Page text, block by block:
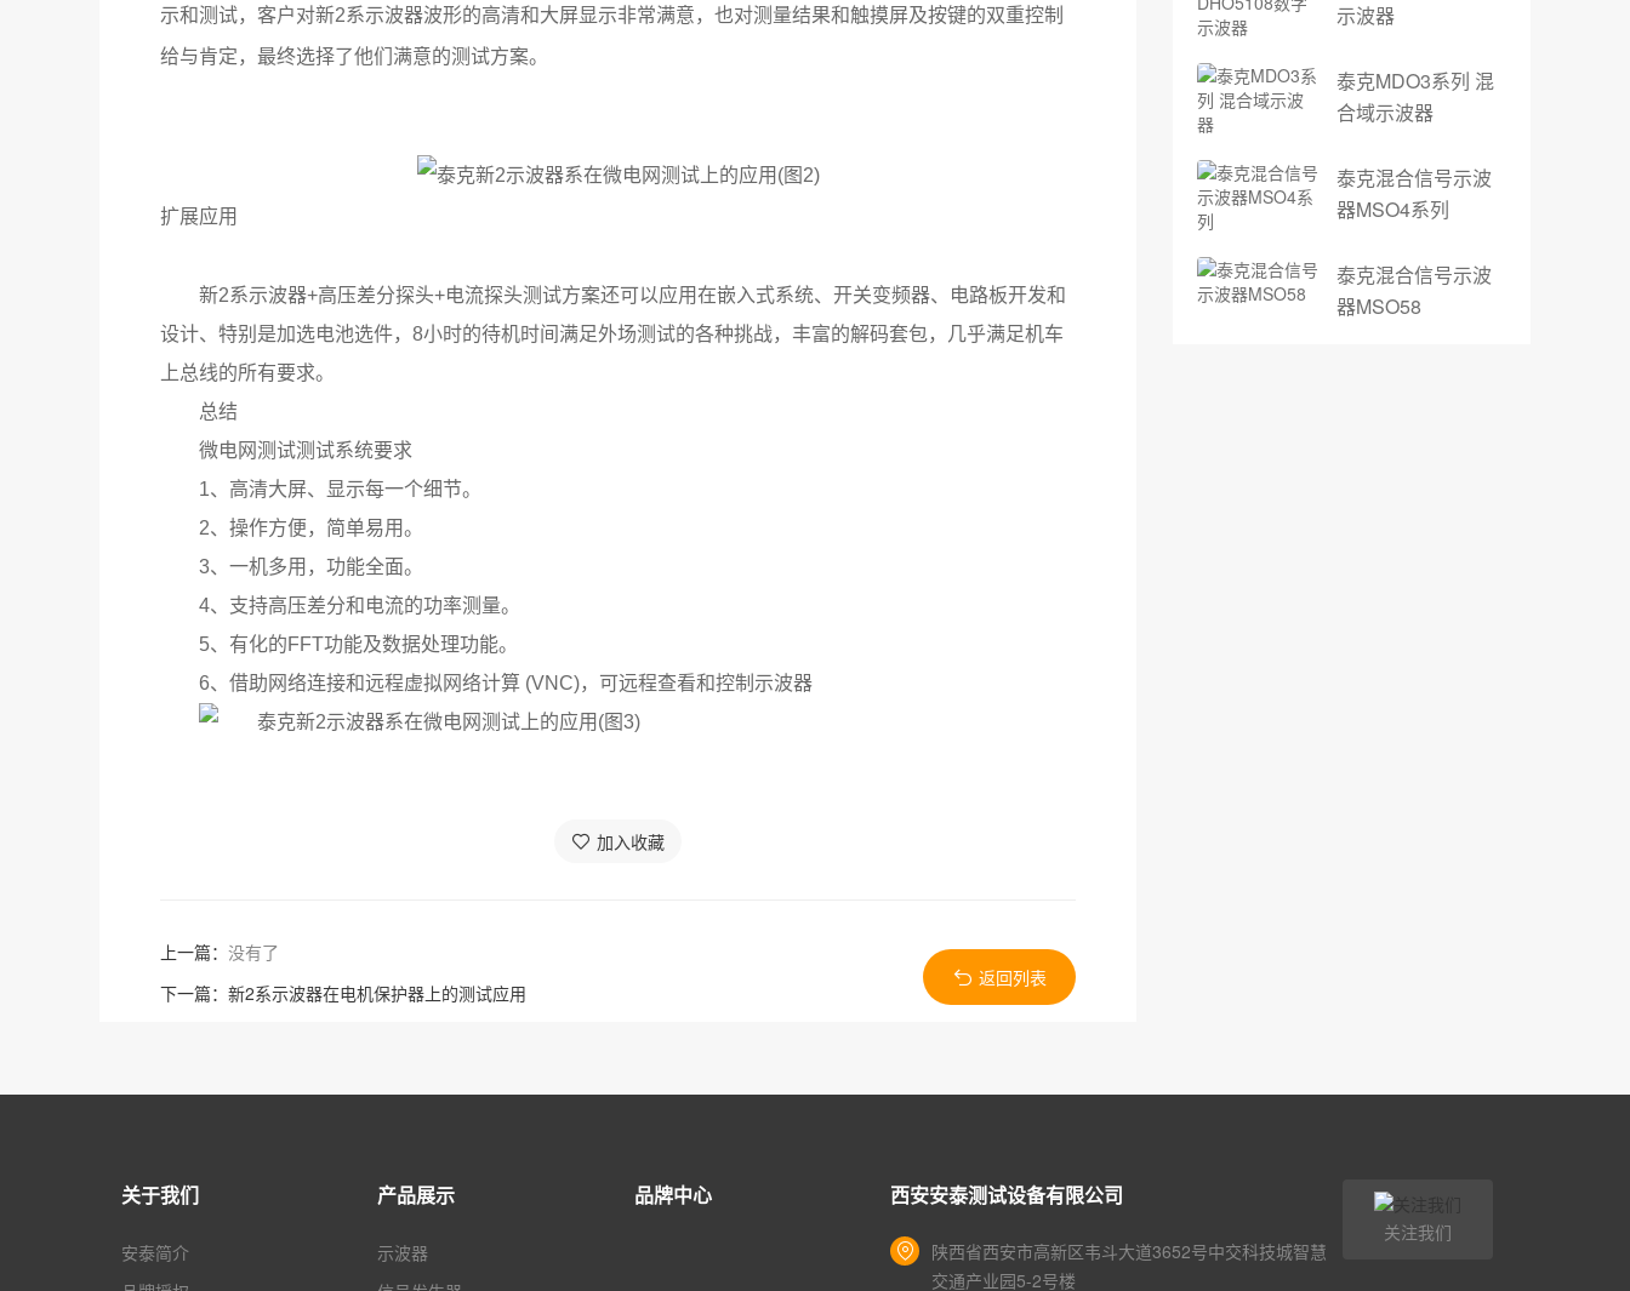
示和测试，客户对新2系示波器波形的高清和大屏显示非常满意，也对测量结果和触摸屏及按键的双重控制
给与肯定，最终选择了他们满意的测试方案。
扩展应用
新2系示波器+高压差分探头+电流探头测试方案还可以应用在嵌入式系统、开关变频器、电路板开发和
设计、特别是加选电池选件，8小时的待机时间满足外场测试的各种挑战，丰富的解码套包，几乎满足机车
上总线的所有要求。
总结
微电网测试测试系统要求
1、高清大屏、显示每一个细节。
2、操作方便，简单易用。
3、一机多用，功能全面。
4、支持高压差分和电流的功率测量。
5、有化的FFT功能及数据处理功能。
6、借助网络连接和远程虚拟网络计算 (VNC)，可远程查看和控制示波器
加入收藏
上一篇： 没有了
下一篇： 新2系示波器在电机保护器上的测试应用
返回列表
示波器
泰克MDO3系列 混
合域示波器
泰克混合信号示波
器MSO4系列
泰克混合信号示波
器MSO58
关于我们
安泰简介
产品展示
示波器
品牌中心 西安安泰测试设备有限公司
陕西省西安市高新区韦斗大道3652号中交科技城智慧
交通产业园5-2号楼
关注我们